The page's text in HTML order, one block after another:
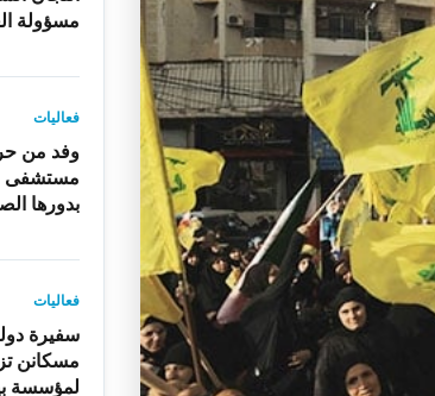
مسؤولة
فعاليات
وفد من
مستشفى
بدورها
فعاليات
سفيرة
مسكانن
لمؤسسة